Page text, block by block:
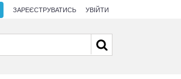
ЗАРЕЄСТРУВАТИСЬ УВІЙТИ